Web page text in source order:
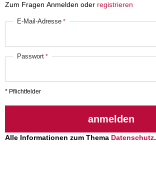
Zum Fragen Anmelden oder registrieren
E-Mail-Adresse
Passwort
* Pflichtfelder
anmelden
Alle Informationen zum Thema Datenschutz.